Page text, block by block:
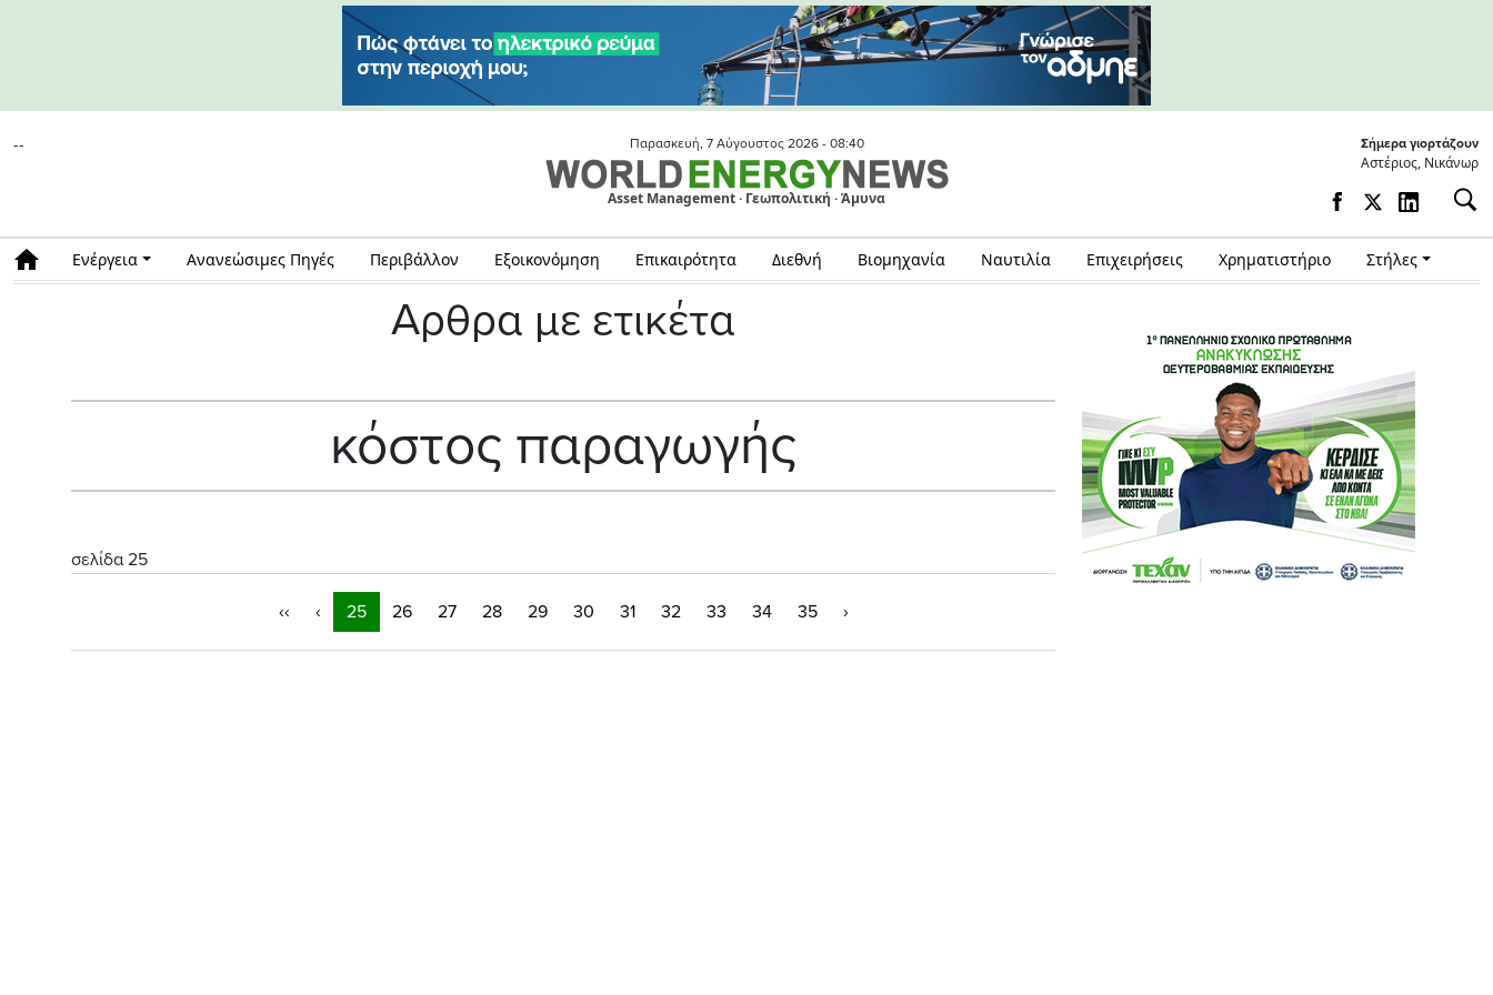
-- Παρασκευή, 7 Αύγουστος 2026 - 08:40
Asset Management · Γεωπολιτική · Άμυνα
Σήμερα γιορτάζουν
Αστέριος, Νικάνωρ
Ενέργεια Ανανεώσιμες Πηγές Περιβάλλον Εξοικονόμηση Επικαιρότητα Διεθνή Βιομηχανία Ναυτιλία Επιχειρήσεις Χρηματιστήριο Στήλες
Αρθρα με ετικέτα
κόστος παραγωγής
σελίδα 25
‹‹ ‹ 25 26 27 28 29 30 31 32 33 34 35 ›